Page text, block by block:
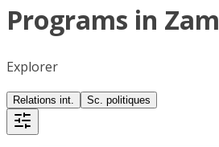
Programs in
Explorer
Relations int. Sc. politiques